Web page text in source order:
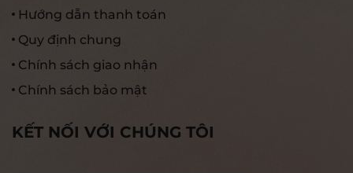
Hướng dẫn thanh toán
Quy định chung
Chính sách giao nhận
Chính sách bảo mật
KẾT NỐI VỚI CHÚNG TÔI